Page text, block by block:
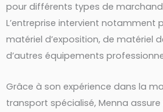
pour différents types de
L’entreprise intervient notamment
matériel d’exposition, de matériel
d’autres équipements
Grâce à son expérience dans la
transport spécialisé, Menna